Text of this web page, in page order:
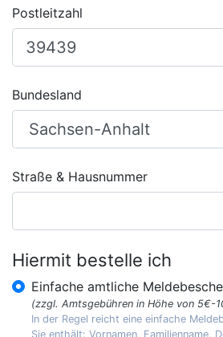
Postleitzahl
Bundesland
Straße & Hausnummer
Hiermit bestelle ich
Einfache amtliche
(zzgl. Amtsgebühren in Höhe von 5€-
In der Regel reicht eine einfache
Sie enthält: Vornamen, Familienname,